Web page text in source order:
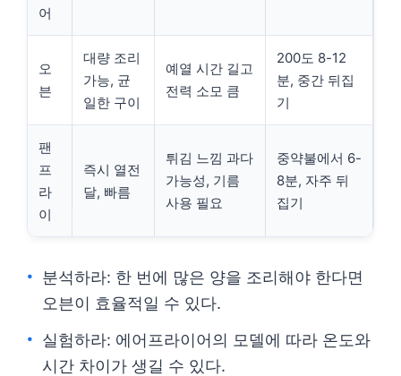
어
오
븐
대량 조리
가능, 균
일한 구이
예열 시간 길고
전력 소모 큼
200도 8-12
분, 중간 뒤집
기
팬
프
라
이
즉시 열전
달, 빠름
튀김 느낌 과다
가능성, 기름
사용 필요
중약불에서 6-
8분, 자주 뒤
집기
분석하라: 한 번에 많은 양을 조리해야 한다면
오븐이 효율적일 수 있다.
실험하라: 에어프라이어의 모델에 따라 온도와
시간 차이가 생길 수 있다.